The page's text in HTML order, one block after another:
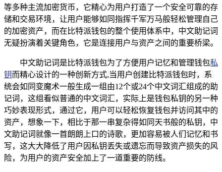
等多种主流加密货币，它精心为用户打造了一个安全可靠的存
储和交易环境，让用户能够如同指挥千军万马般轻松管理自己
的加密资产，而在比特派钱包的整个使用体系中，中文助记词
无疑扮演着关键角色，它是连接用户与资产之间的重要桥梁。
中文助记词是比特派钱包为了方便用户记忆和管理钱包私
钥而精心设计的一种创新方式,当用户创建比特派钱包时，系
统会如同变魔术一般生成一组由12个或24个中文词汇组成的助
记词，这组看似普通的中文词汇，实际上是钱包私钥的另一种
巧妙表现形式，通过它，用户可以轻松恢复钱包并访问其中的
资产，想象一下，相比于那一串复杂得如同天书般的私钥，中
文助记词就像一首朗朗上口的诗歌，更加容易被人们记忆和书
写，这大大降低了用户因私钥丢失或遗忘而导致资产损失的风
险，为用户的资产安全加上了一道重要的防线。